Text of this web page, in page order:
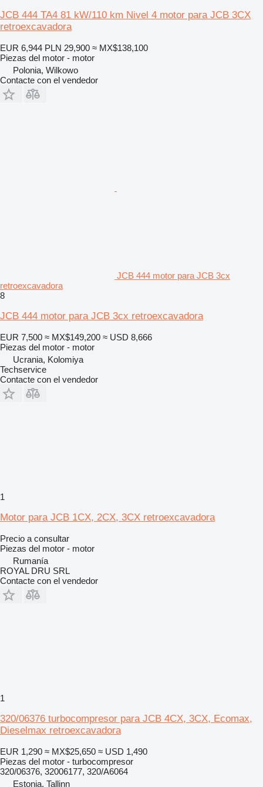
JCB 444 TA4 81 kW/110 km Nivel 4 motor para JCB 3CX
retroexcavadora
EUR 6,944 PLN 29,900 ≈ MX$138,100
Piezas del motor - motor
Polonia, Wilkowo
Contacte con el vendedor
JCB 444 motor para JCB 3cx
retroexcavadora
8
JCB 444 motor para JCB 3cx retroexcavadora
EUR 7,500 ≈ MX$149,200 ≈ USD 8,666
Piezas del motor - motor
Ucrania, Kolomiya
Techservice
Contacte con el vendedor
1
Motor para JCB 1CX, 2CX, 3CX retroexcavadora
Precio a consultar
Piezas del motor - motor
Rumanía
ROYAL DRU SRL
Contacte con el vendedor
1
320/06376 turbocompresor para JCB 4CX, 3CX, Ecomax,
Dieselmax retroexcavadora
EUR 1,290 ≈ MX$25,650 ≈ USD 1,490
Piezas del motor - turbocompresor
320/06376, 32006177, 320/A6064
Estonia, Tallinn